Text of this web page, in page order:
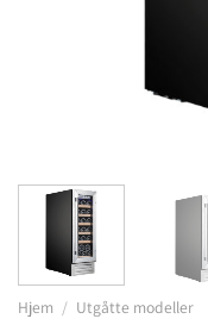
Hjem / Utgåtte modeller